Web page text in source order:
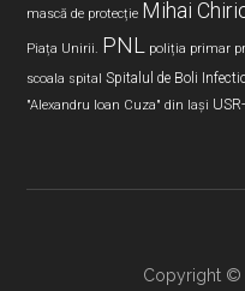
mască de protecție Mihai
Piața Unirii. PNL poliția primar
scoala spital Spitalul de Boli
"Alexandru Ioan Cuza" din Iaşi
Copyright ©